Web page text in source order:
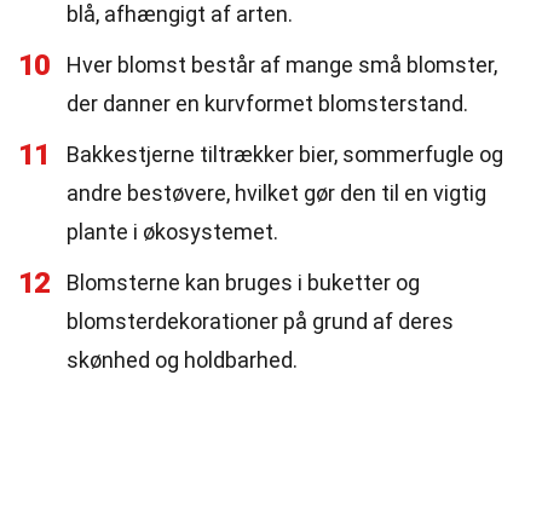
blå, afhængigt af arten.
10
Hver blomst består af mange små blomster,
der danner en kurvformet blomsterstand.
11
Bakkestjerne tiltrækker bier, sommerfugle og
andre bestøvere, hvilket gør den til en vigtig
plante i økosystemet.
12
Blomsterne kan bruges i buketter og
blomsterdekorationer på grund af deres
skønhed og holdbarhed.